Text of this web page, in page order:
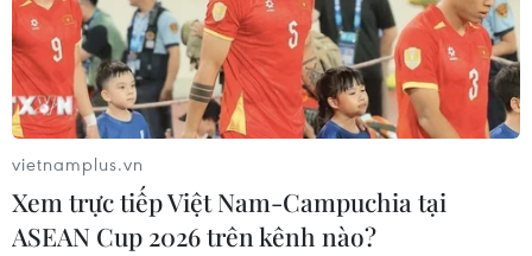
vietnamplus.vn
Xem trực tiếp Việt Nam-Campuchia tại
ASEAN Cup 2026 trên kênh nào?